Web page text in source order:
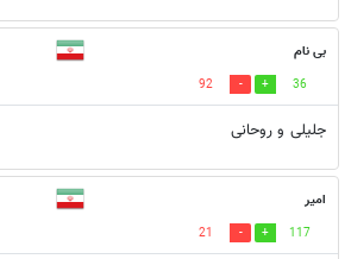
بی نام
36
92
جلیلی و روحانی
امیر
117
21